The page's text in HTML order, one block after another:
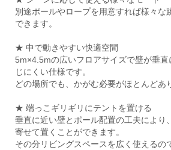
別途ポールやロープを用意すれば様々な
できます。
★ 中で動きやすい快適空間
5m×4.5mの広いフロアサイズで壁が垂
じにくい仕様です。
どの場所でも、かがむ必要がほとんどあ
★ 端っこギリギリにテントを置ける
垂直に近い壁とポール配置の工夫により
寄せて置くことができます。
その分リビングスペースを広く使えるの